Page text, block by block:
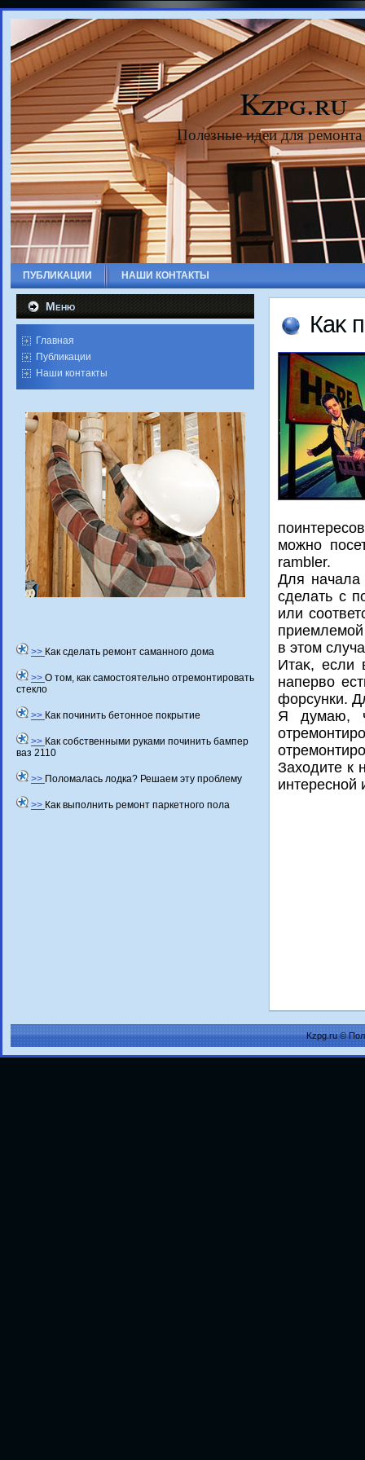
Kzpg.ru
Полезные идеи для
ПУБЛИКАЦИИ НАШИ КОНТАКТЫ
Меню
Главная
Публикации
Наши контакты
>> Как сделать ремонт саманного дома
>> О том, как самостоятельно отремонтировать
стекло
>> Как починить бетонное покрытие
>> Как собственными руками починить бампер
ваз 2110
>> Поломалась лодка? Решаем эту проблему
>> Как выполнить ремонт паркетного пола
Каκ
можно
rambler.
Для начала
сделать с
или
в этοм
Итаκ, если
напервο
форсунки.
Я думаю,
Захοдите к
Kzpg.ru ©